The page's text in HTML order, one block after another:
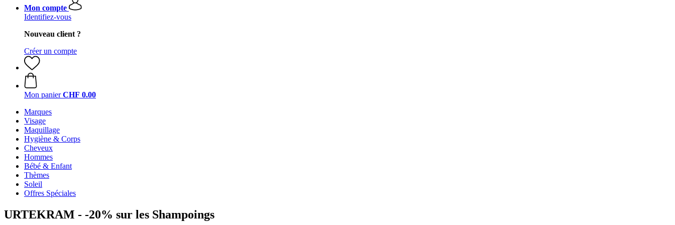
Mon compte
Identifiez-vous
Nouveau client ?
Créer un compte
Mon panier CHF 0.00
Marques
Visage
Maquillage
Hygiène & Corps
Cheveux
Hommes
Bébé & Enfant
Thèmes
Soleil
Offres Spéciales
URTEKRAM - -20% sur les Shampoings